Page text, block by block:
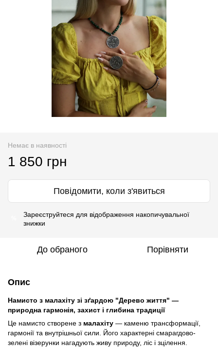
Немає в наявності
1 850 грн
Повідомити, коли з'явиться
Зареєструйтеся для відображення накопичувальної
знижки
До обраного Порівняти
Опис
Намисто з малахіту зі зґардою "Дерево життя" —
природна гармонія, захист і глибина традиції
Це намисто створене з малахіту — каменю трансформації,
гармонії та внутрішньої сили. Його характерні смарагдово-
зелені візерунки нагадують живу природу, ліс і зцілення.